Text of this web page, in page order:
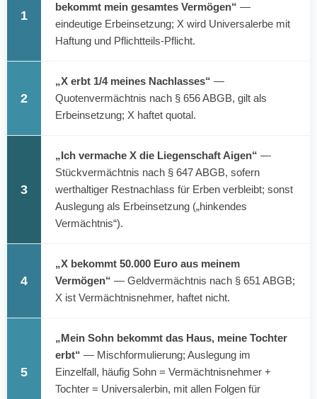
1
bekommt mein gesamtes Vermögen“ —
eindeutige Erbeinsetzung; X wird Universalerbe mit
Haftung und Pflichtteils-Pflicht.
2
„X erbt 1/4 meines Nachlasses“ —
Quotenvermächtnis nach § 656 ABGB, gilt als
Erbeinsetzung; X haftet quotal.
3
„Ich vermache X die Liegenschaft Aigen“ —
Stückvermächtnis nach § 647 ABGB, sofern
werthaltiger Restnachlass für Erben verbleibt; sonst
Auslegung als Erbeinsetzung („hinkendes
Vermächtnis“).
4
„X bekommt 50.000 Euro aus meinem
Vermögen“ — Geldvermächtnis nach § 651 ABGB;
X ist Vermächtnisnehmer, haftet nicht.
5
„Mein Sohn bekommt das Haus, meine Tochter
erbt“ — Mischformulierung; Auslegung im
Einzelfall, häufig Sohn = Vermächtnisnehmer +
Tochter = Universalerbin, mit allen Folgen für